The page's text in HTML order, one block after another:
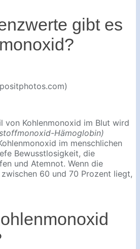
gibt es
von Kohlenmonoxid im Blut wird
Hämoglobin)
im menschlichen
Bewusstlosigkeit, die
und Atemnot. Wenn die
60 und 70 Prozent liegt,